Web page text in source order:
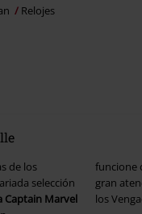
Relojes
de los
selección
Captain Marvel
funcione
gran
los